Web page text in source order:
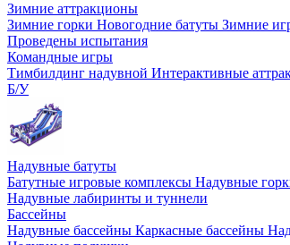
Зимние аттракционы
Зимние горки Новогодние батуты Зимние
Проведены испытания
Командные игры
Тимбилдинг надувной Интерактивные
Б/У
Надувные батуты
Батутные игровые комплексы Надувные
Надувные лабиринты и туннели
Бассейны
Надувные бассейны Каркасные бассейны